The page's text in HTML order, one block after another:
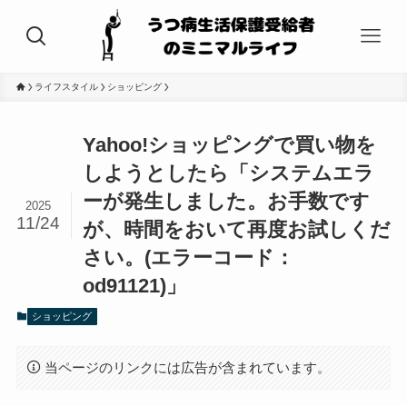
ライフスタイル ショッピング
Yahoo!ショッピングで買い物を
しようとしたら「システムエラ
ーが発生しました。お手数です
が、時間をおいて再度お試しくだ
さい。(エラーコード：
od91121)」
2025
11/24
ショッピング
当ページのリンクには広告が含まれています。